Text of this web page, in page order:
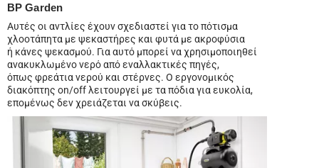
BP Garden
Αυτές οι αντλίες έχουν σχεδιαστεί για το πότισμα
χλοοτάπητα με ψεκαστήρες και φυτά με ακροφύσια
ή κάνες ψεκασμού. Για αυτό μπορεί να χρησιμοποιηθεί
ανακυκλωμένο νερό από εναλλακτικές πηγές,
όπως φρεάτια νερού και στέρνες. Ο εργονομικός
διακόπτης on/off λειτουργεί με τα πόδια για ευκολία,
επομένως δεν χρειάζεται να σκύβεις.